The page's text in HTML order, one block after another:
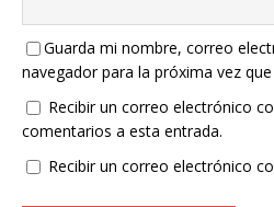
Guarda mi nombre, correo
navegador para la próxima vez
Recibir un correo electrónico
comentarios a esta entrada.
Recibir un correo electrónico